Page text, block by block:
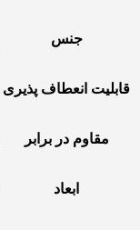
جنس
قابلیت انعطاف پذیری
مقاوم در برابر
ابعاد